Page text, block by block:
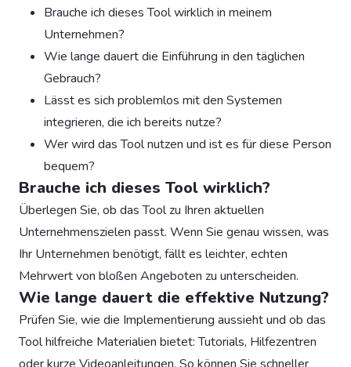
Brauche ich dieses Tool wirklich in meinem
Unternehmen?
Wie lange dauert die Einführung in den täglichen
Gebrauch?
Lässt es sich problemlos mit den Systemen
integrieren, die ich bereits nutze?
Wer wird das Tool nutzen und ist es für diese Person
bequem?
Brauche ich dieses Tool wirklich?
Überlegen Sie, ob das Tool zu Ihren aktuellen
Unternehmenszielen passt. Wenn Sie genau wissen, was
Ihr Unternehmen benötigt, fällt es leichter, echten
Mehrwert von bloßen Angeboten zu unterscheiden.
Wie lange dauert die effektive Nutzung?
Prüfen Sie, wie die Implementierung aussieht und ob das
Tool hilfreiche Materialien bietet: Tutorials, Hilfezentren
oder kurze Videoanleitungen. So können Sie schneller